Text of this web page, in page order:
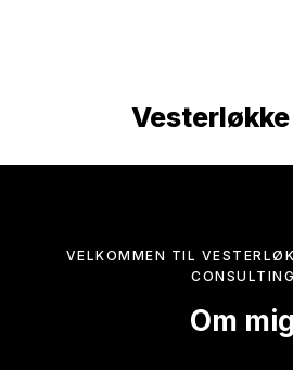
Vesterløkke
​VELKOMMEN TIL
CONSULTING
Om mig